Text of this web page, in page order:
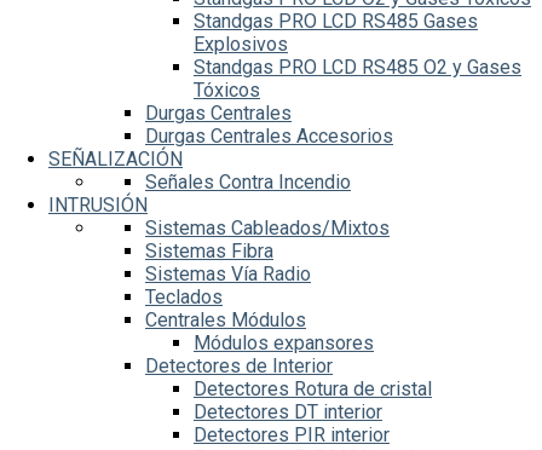
Standgas PRO LCD RS485 Gases
Explosivos
Standgas PRO LCD RS485 O2 y Gases
Tóxicos
Durgas Centrales
Durgas Centrales Accesorios
SEÑALIZACIÓN
Señales Contra Incendio
INTRUSIÓN
Sistemas Cableados/Mixtos
Sistemas Fibra
Sistemas Vía Radio
Teclados
Centrales Módulos
Módulos expansores
Detectores de Interior
Detectores Rotura de cristal
Detectores DT interior
Detectores PIR interior